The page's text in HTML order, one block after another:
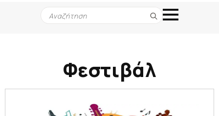
Search
for:
Φεστιβάλ